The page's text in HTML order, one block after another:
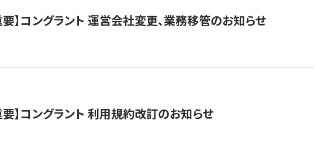
要】コングラント 運営会社変更、業務移管のお知らせ
要】コングラント 利用規約改訂のお知らせ